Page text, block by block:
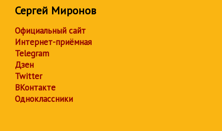
Сергей Миронов
Официальный сайт
Интернет-приёмная
Telegram
Дзен
Twitter
ВКонтакте
Одноклассники